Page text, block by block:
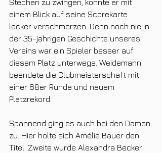
Stechen zu zwingen, konnte er mit
einem Blick auf seine Scorekarte
locker verschmerzen. Denn noch nie in
der 35-jährigen Geschichte unseres
Vereins war ein Spieler besser auf
diesem Platz unterwegs. Weidemann
beendete die Clubmeisterschaft mit
einer 68er Runde und neuem
Platzrekord.
Spannend ging es auch bei den Damen
zu. Hier holte sich Amélie Bauer den
Titel. Zweite wurde Alexandra Becker